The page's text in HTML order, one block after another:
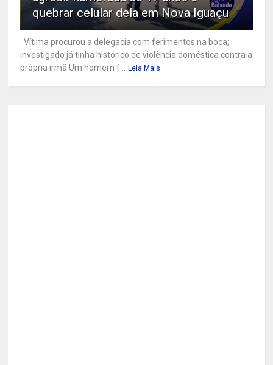
quebrar celular dela em Nova Iguaçu
Vítima procurou a delegacia com ferimentos na boca;
investigado já tinha histórico de violência doméstica contra a
própria irmã Um homem f...
Leia Mais